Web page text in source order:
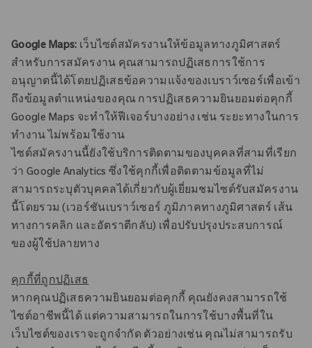
Google Maps: เว็บไซต์สมัครงานให้ข้อมูลทางภูมิศาสตร์
สําหรับการสมัครงาน คุณสามารถปฏิเสธการใช้การ
อนุญาตนี้ได้โดยปฏิเสธข้อความแจ้งของเบราว์เซอร์เพื่อเข้า
ถึงข้อมูลตําแหน่งของคุณ การปฏิเสธความยินยอมต่อคุกกี้
Google Maps จะทําให้ฟีเจอร์บางอย่าง เช่น ระยะทางในการ
ทํางาน ไม่พร้อมใช้งาน
ไซต์สมัครงานนี้ยังใช้บริการติดตามของบุคคลที่สามที่เรียก
ว่า Google Analytics ซึ่งใช้คุกกี้เพื่อติดตามข้อมูลที่ไม่
สามารถระบุตัวบุคคลได้เกี่ยวกับผู้เยี่ยมชมไซต์รับสมัครงาน
นี้โดยรวม (เวอร์ชันเบราว์เซอร์ ภูมิภาคทางภูมิศาสตร์ เส้น
ทางการคลิก และอัตราตีกลับ) เพื่อปรับปรุงประสบการณ์
ของผู้ใช้ปลายทาง
คุกกี้ที่ถูกปฏิเสธ
หากคุณปฏิเสธความยินยอมต่อคุกกี้ คุณยังคงสามารถใช้
ไซต์อาชีพนี้ได้ แต่ความสามารถในการใช้บางพื้นที่ใน
เว็บไซต์ของเราจะถูกจํากัด ตัวอย่างเช่น คุณไม่สามารถรับ